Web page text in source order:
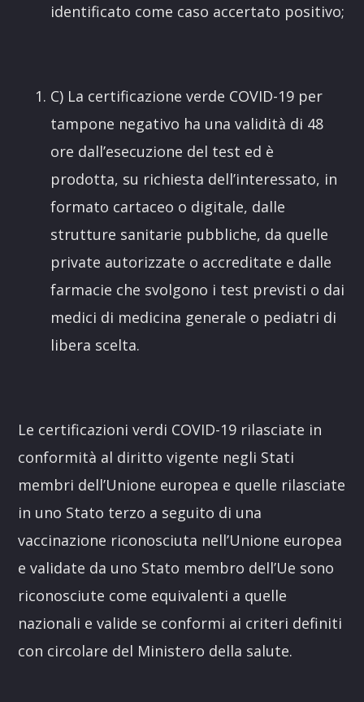
identificato come caso accertato positivo;
C) La certificazione verde COVID-19 per
tampone negativo ha una validità di 48
ore dall’esecuzione del test ed è
prodotta, su richiesta dell’interessato, in
formato cartaceo o digitale, dalle
strutture sanitarie pubbliche, da quelle
private autorizzate o accreditate e dalle
farmacie che svolgono i test previsti o dai
medici di medicina generale o pediatri di
libera scelta.
Le certificazioni verdi COVID-19 rilasciate in
conformità al diritto vigente negli Stati
membri dell’Unione europea e quelle rilasciate
in uno Stato terzo a seguito di una
vaccinazione riconosciuta nell’Unione europea
e validate da uno Stato membro dell’Ue sono
riconosciute come equivalenti a quelle
nazionali e valide se conformi ai criteri definiti
con circolare del Ministero della salute.